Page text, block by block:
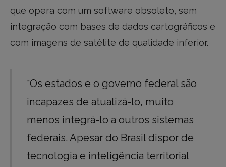
que opera com um software obsoleto, sem
integração com bases de dados cartográficos e
com imagens de satélite de qualidade inferior.
“Os estados e o governo federal são
incapazes de atualizá-lo, muito
menos integrá-lo a outros sistemas
federais. Apesar do Brasil dispor de
tecnologia e inteligência territorial